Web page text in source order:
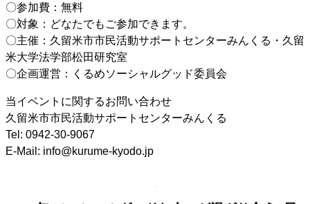
〇参加費：無料
〇対象：どなたでもご参加できます。
〇主催：久留米市市民活動サポートセンターみんくる・久留
米大学法学部松田研究室
〇企画運営：くるめソーシャルグッド委員会
当イベントに関するお問い合わせ
久留米市市民活動サポートセンターみんくる
Tel: 0942-30-9067
E-Mail: info@kurume-kyodo.jp